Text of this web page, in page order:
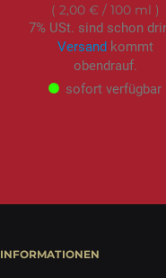
2,00 €/ 100 ml
7% USt. sind schon
Versandkommt
obendrauf.
sofort verfügbar
INFORMATIONEN